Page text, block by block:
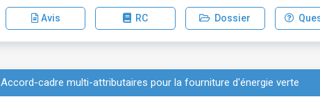
Avis RC Dossier
Accord-cadre multi-attributaires pour la fourniture d'énergie verte